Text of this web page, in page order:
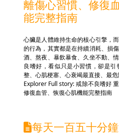
離傷心習慣、修復
能完整指南
心臟是人體維持生命的核心引擎，
的行為，其實都是在持續消耗、損
酒、熬夜、暴飲暴食、久坐不動、
良嗜好，看似只是小習慣，卻是
整、心肌梗塞、心衰竭最直接、最
Explorer Full story: 戒除不良嗜好
修復血管、恢復心肌機能完整指南
每天一百五十分